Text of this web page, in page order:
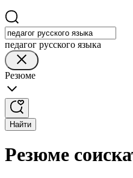
педагог русского языка
Резюме
Найти
Резюме